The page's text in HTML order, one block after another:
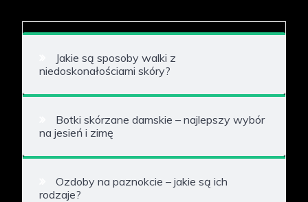
Jakie są sposoby walki z
niedoskonałościami skóry?
Botki skórzane damskie – najlepszy wybór
na jesień i zimę
Ozdoby na paznokcie – jakie są ich
rodzaje?